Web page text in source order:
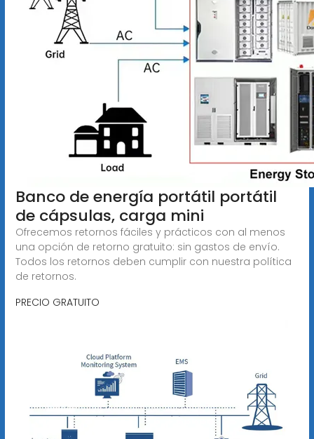
Banco de energía portátil portátil
de cápsulas, carga mini
Ofrecemos retornos fáciles y prácticos con al menos
una opción de retorno gratuito: sin gastos de envío.
Todos los retornos deben cumplir con nuestra política
de retornos.
PRECIO GRATUITO